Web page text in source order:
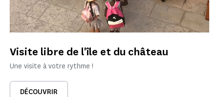
Visite libre de l'île et du château
Une visite à votre rythme !
DÉCOUVRIR